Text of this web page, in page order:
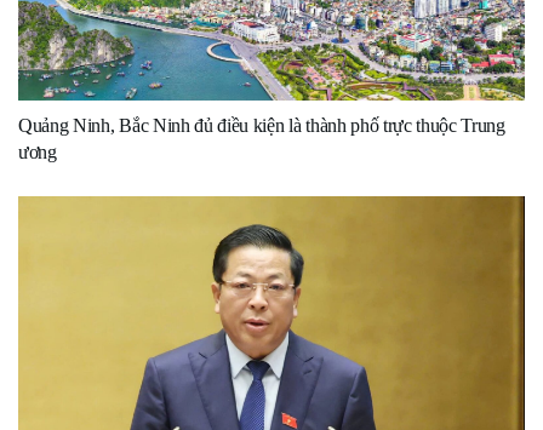
Quảng Ninh, Bắc Ninh đủ điều kiện là thành phố trực thuộc Trung
ương